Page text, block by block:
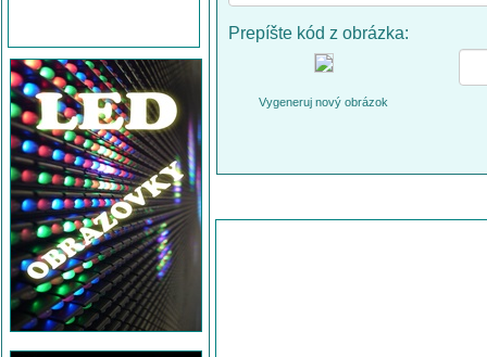
Prepíšte kód z obrázka:
Vygeneruj nový obrázok